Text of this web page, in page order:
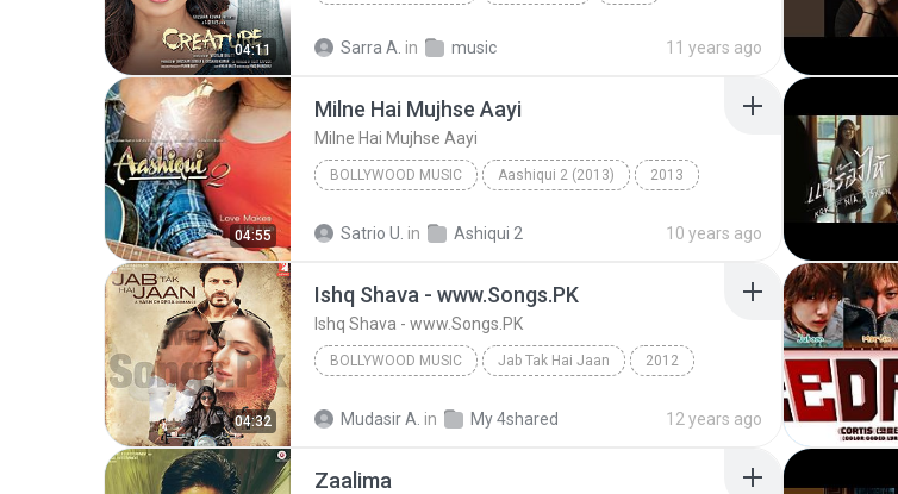
04:11 Sarra A. in music 11 years ago
04:55
Milne Hai Mujhse Aayi
Milne Hai Mujhse Aayi
BOLLYWOOD MUSIC Aashiqui 2 (2013) 2013
Satrio U. in Ashiqui 2 10 years ago
04:32
Ishq Shava - www.Songs.PK
Ishq Shava - www.Songs.PK
BOLLYWOOD MUSIC Jab Tak Hai Jaan 2012
Mudasir A. in My 4shared 12 years ago
Zaalima